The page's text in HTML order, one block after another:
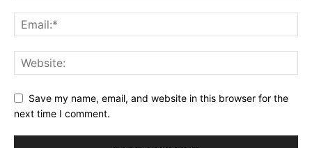
Save my name, email, and website in this browser for the
next time I comment.